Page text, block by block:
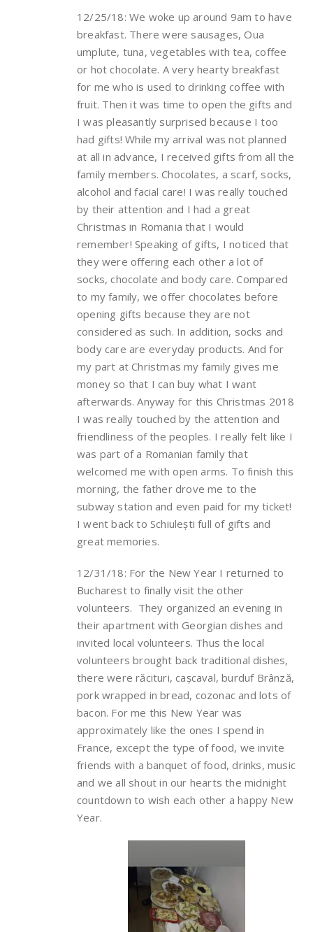
12/25/18: We woke up around 9am to have
breakfast. There were sausages, Oua
umplute, tuna, vegetables with tea, coffee
or hot chocolate. A very hearty breakfast
for me who is used to drinking coffee with
fruit. Then it was time to open the gifts and
I was pleasantly surprised because I too
had gifts! While my arrival was not planned
at all in advance, I received gifts from all the
family members. Chocolates, a scarf, socks,
alcohol and facial care! I was really touched
by their attention and I had a great
Christmas in Romania that I would
remember! Speaking of gifts, I noticed that
they were offering each other a lot of
socks, chocolate and body care. Compared
to my family, we offer chocolates before
opening gifts because they are not
considered as such. In addition, socks and
body care are everyday products. And for
my part at Christmas my family gives me
money so that I can buy what I want
afterwards. Anyway for this Christmas 2018
I was really touched by the attention and
friendliness of the peoples. I really felt like I
was part of a Romanian family that
welcomed me with open arms. To finish this
morning, the father drove me to the
subway station and even paid for my ticket!
I went back to Schiulești full of gifts and
great memories.
12/31/18: For the New Year I returned to
Bucharest to finally visit the other
volunteers. They organized an evening in
their apartment with Georgian dishes and
invited local volunteers. Thus the local
volunteers brought back traditional dishes,
there were răcituri, cașcaval, burduf Brânză,
pork wrapped in bread, cozonac and lots of
bacon. For me this New Year was
approximately like the ones I spend in
France, except the type of food, we invite
friends with a banquet of food, drinks, music
and we all shout in our hearts the midnight
countdown to wish each other a happy New
Year.